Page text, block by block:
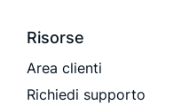
Risorse
Area clienti
Richiedi supporto